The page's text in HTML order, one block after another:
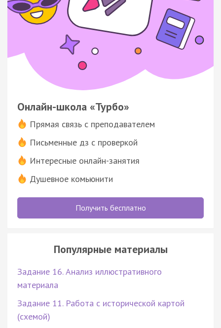
Онлайн-школа «Турбо»
Прямая связь с преподавателем
Письменные дз с проверкой
Интересные онлайн-занятия
Душевное комьюнити
Получить бесплатно
Популярные материалы
Задание 16. Анализ иллюстративного
материала
Задание 11. Работа с исторической картой
(схемой)